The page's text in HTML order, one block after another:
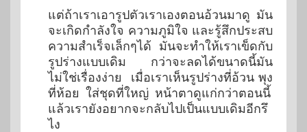
แต่ถ้าเราเอารูปตัวเราเองตอนอ้วนมาดู มัน
จะเกิดกำลังใจ ความภูมิใจ และรู้สึกประสบ
ความสำเร็จเล็กๆได้ มันจะทำให้เราเข็ดกับ
รูปร่างแบบเดิม กว่าจะลดได้ขนาดนี้มัน
ไม่ใช่เรื่องง่าย เมื่อเราเห็นรูปร่างที่อ้วน พุง
ที่ห้อย ใส่ชุดที่ใหญ่ หน้าตาดูแก่กว่าตอนนี้
แล้วเรายังอยากจะกลับไปเป็นแบบเดิมอีกรึ
ไง